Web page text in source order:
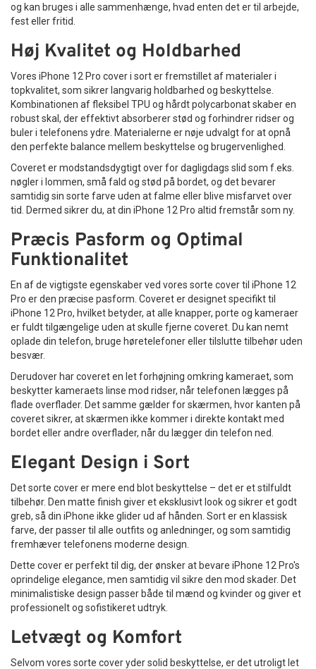
og kan bruges i alle sammenhænge, hvad enten det er til arbejde,
fest eller fritid.
Høj Kvalitet og Holdbarhed
Vores iPhone 12 Pro cover i sort er fremstillet af materialer i
topkvalitet, som sikrer langvarig holdbarhed og beskyttelse.
Kombinationen af fleksibel TPU og hårdt polycarbonat skaber en
robust skal, der effektivt absorberer stød og forhindrer ridser og
buler i telefonens ydre. Materialerne er nøje udvalgt for at opnå
den perfekte balance mellem beskyttelse og brugervenlighed.
Coveret er modstandsdygtigt over for dagligdags slid som f.eks.
nøgler i lommen, små fald og stød på bordet, og det bevarer
samtidig sin sorte farve uden at falme eller blive misfarvet over
tid. Dermed sikrer du, at din iPhone 12 Pro altid fremstår som ny.
Præcis Pasform og Optimal
Funktionalitet
En af de vigtigste egenskaber ved vores sorte cover til iPhone 12
Pro er den præcise pasform. Coveret er designet specifikt til
iPhone 12 Pro, hvilket betyder, at alle knapper, porte og kameraer
er fuldt tilgængelige uden at skulle fjerne coveret. Du kan nemt
oplade din telefon, bruge høretelefoner eller tilslutte tilbehør uden
besvær.
Derudover har coveret en let forhøjning omkring kameraet, som
beskytter kameraets linse mod ridser, når telefonen lægges på
flade overflader. Det samme gælder for skærmen, hvor kanten på
coveret sikrer, at skærmen ikke kommer i direkte kontakt med
bordet eller andre overflader, når du lægger din telefon ned.
Elegant Design i Sort
Det sorte cover er mere end blot beskyttelse – det er et stilfuldt
tilbehør. Den matte finish giver et eksklusivt look og sikrer et godt
greb, så din iPhone ikke glider ud af hånden. Sort er en klassisk
farve, der passer til alle outfits og anledninger, og som samtidig
fremhæver telefonens moderne design.
Dette cover er perfekt til dig, der ønsker at bevare iPhone 12 Pro's
oprindelige elegance, men samtidig vil sikre den mod skader. Det
minimalistiske design passer både til mænd og kvinder og giver et
professionelt og sofistikeret udtryk.
Letvægt og Komfort
Selvom vores sorte cover yder solid beskyttelse, er det utroligt let